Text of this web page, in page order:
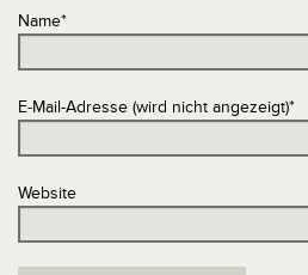
Name*
E-Mail-Adresse (wird nicht angezeigt)*
Website